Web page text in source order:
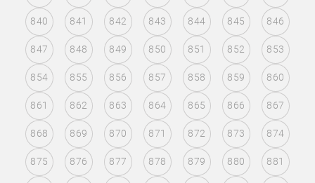
840 841 842 843 844 845 846
847 848 849 850 851 852 853
854 855 856 857 858 859 860
861 862 863 864 865 866 867
868 869 870 871 872 873 874
875 876 877 878 879 880 881